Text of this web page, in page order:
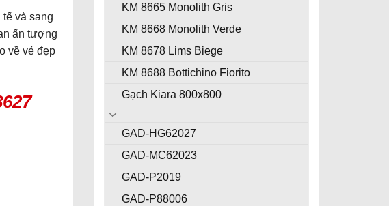
KM 8665 Monolith Gris
KM 8668 Monolith Verde
KM 8678 Lims Biege
KM 8688 Bottichino Fiorito
Gạch Kiara 800x800
GAD-HG62027
GAD-MC62023
GAD-P2019
GAD-P88006
và sang
ấn tượng
về vẻ đẹp